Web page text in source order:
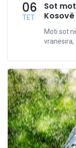
06
TET
Sot
Kosovë
Moti sot
vranësira,